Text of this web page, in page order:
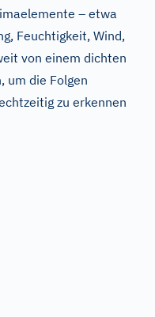
– etwa
Feuchtigkeit, Wind,
von einem dichten
um die Folgen
zu erkennen